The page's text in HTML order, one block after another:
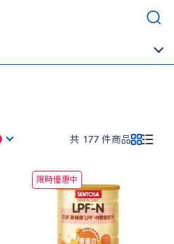
共 177 件商品
限時優惠中